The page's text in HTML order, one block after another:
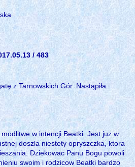
/ 483
z Tarnowskich Gór. Nastąpiła
w intencji Beatki. Jest juz w
doszla niestety opryszczka, ktora
Dziekowac Panu Bogu powoli
swoim i rodzicow Beatki bardzo